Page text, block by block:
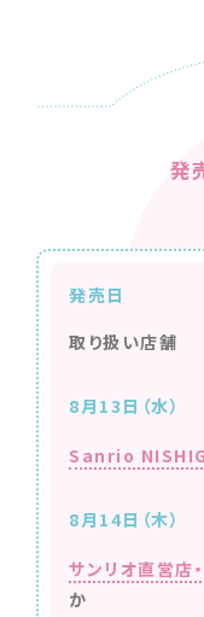
発
発売日
取り扱い店舗
8月13日（水）
Sanrio
8月14日（木）
サンリオ直営店
か